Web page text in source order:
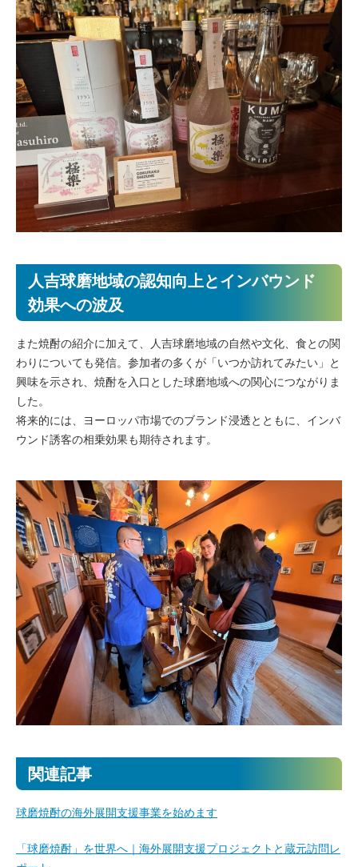
人吉球磨地域の認知向上とインバウンド
効果への波及
また焼酎の紹介に加えて、人吉球磨地域の自然や文化、食との関
わりについても発信。参加者の多くが「いつか訪れてみたい」と
興味を示され、焼酎を入口とした球磨地域への関心につながりま
した。
将来的には、ヨーロッパ市場でのブランド浸透とともに、インバ
ウンド誘客の相乗効果も期待されます。
関連記事
球磨焼酎の海外展開支援事業を始めます
「球磨焼酎」を世界へ｜海外展開支援プロジェクトと蔵元訪問レ